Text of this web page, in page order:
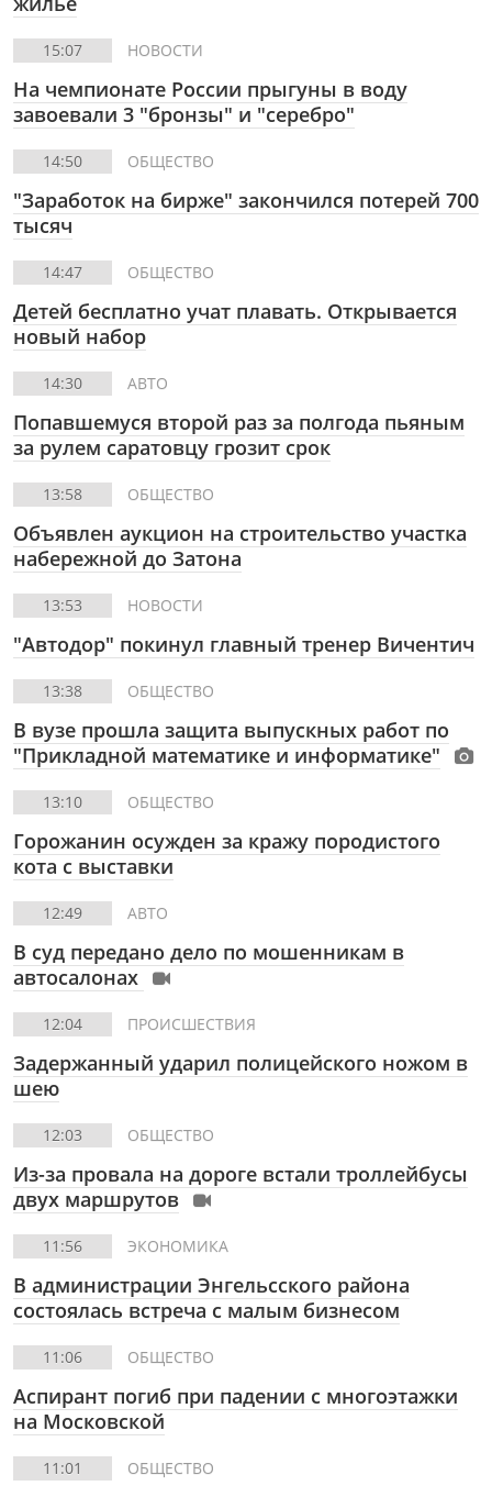
15:07 НОВОСТИ
На чемпионате России прыгуны в воду
завоевали 3 "бронзы" и "серебро"
14:50 ОБЩЕСТВО
"Заработок на бирже" закончился потерей 700
тысяч
14:47 ОБЩЕСТВО
Детей бесплатно учат плавать. Открывается
новый набор
14:30 АВТО
Попавшемуся второй раз за полгода пьяным
за рулем саратовцу грозит срок
13:58 ОБЩЕСТВО
Объявлен аукцион на строительство участка
набережной до Затона
13:53 НОВОСТИ
"Автодор" покинул главный тренер Вичентич
13:38 ОБЩЕСТВО
В вузе прошла защита выпускных работ по
"Прикладной математике и информатике"
13:10 ОБЩЕСТВО
Горожанин осужден за кражу породистого
кота с выставки
12:49 АВТО
В суд передано дело по мошенникам в
автосалонах
12:04 ПРОИСШЕСТВИЯ
Задержанный ударил полицейского ножом в
шею
12:03 ОБЩЕСТВО
Из-за провала на дороге встали троллейбусы
двух маршрутов
11:56 ЭКОНОМИКА
В администрации Энгельсского района
состоялась встреча с малым бизнесом
11:06 ОБЩЕСТВО
Аспирант погиб при падении с многоэтажки
на Московской
11:01 ОБЩЕСТВО